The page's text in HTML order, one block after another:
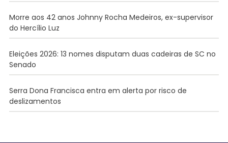
Morre aos 42 anos Johnny Rocha Medeiros, ex-supervisor
do Hercílio Luz
Eleições 2026: 13 nomes disputam duas cadeiras de SC no
Senado
Serra Dona Francisca entra em alerta por risco de
deslizamentos